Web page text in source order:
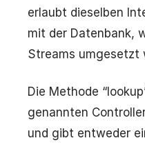
erlaubt dieselben
mit der Datenbank,
Streams umgesetzt
Die Methode
genannten
und gibt entweder